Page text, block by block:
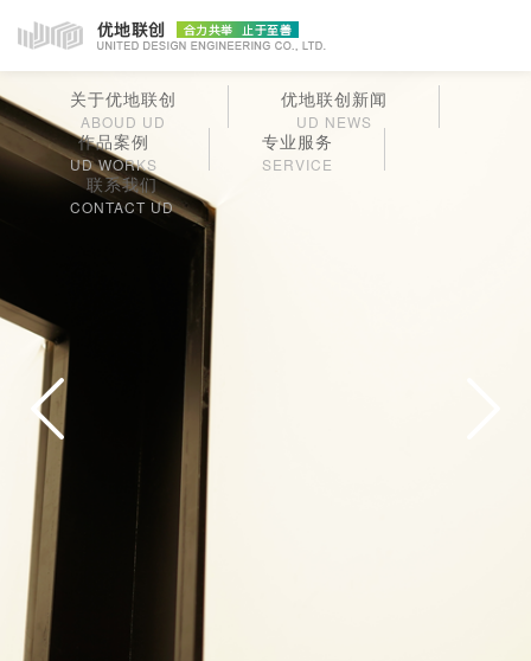
关于优地联创
ABOUD UD
优地联创新闻
UD NEWS
作品案例
UD WORKS
专业服务
SERVICE
联系我们
CONTACT UD